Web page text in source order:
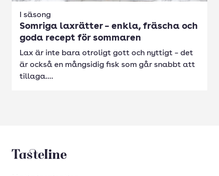
I säsong
Somriga laxrätter – enkla, fräscha och
goda recept för sommaren
Lax är inte bara otroligt gott och nyttigt – det
är också en mångsidig fisk som går snabbt att
tillaga....
Tasteline startsida